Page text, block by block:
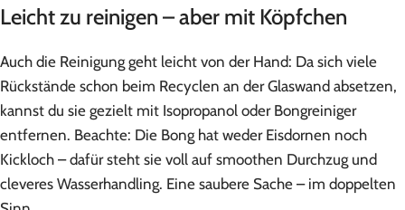
Leicht zu reinigen – aber mit Köpfchen
Auch die Reinigung geht leicht von der Hand: Da sich viele
Rückstände schon beim Recyclen an der Glaswand absetzen,
kannst du sie gezielt mit Isopropanol oder Bongreiniger
entfernen. Beachte: Die Bong hat weder Eisdornen noch
Kickloch – dafür steht sie voll auf smoothen Durchzug und
cleveres Wasserhandling. Eine saubere Sache – im doppelten